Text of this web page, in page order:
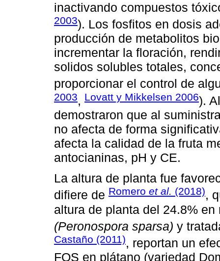
inactivando compuestos
2003). Los fosfitos en dosis
producción de metabolitos
incrementar la floración,
solidos solubles totales,
proporcionar el control de
2003, Lovatt y Mikkelsen 2006).
demostraron que al
no afecta de forma
afecta la calidad de la fruta
antocianinas, pH y CE.
La altura de planta fue
difiere de Romero et al. (2018),
altura de planta del 24.8%
(Peronospora sparsa) y
Castaño (2011), reportan un
FOS en plátano (variedad